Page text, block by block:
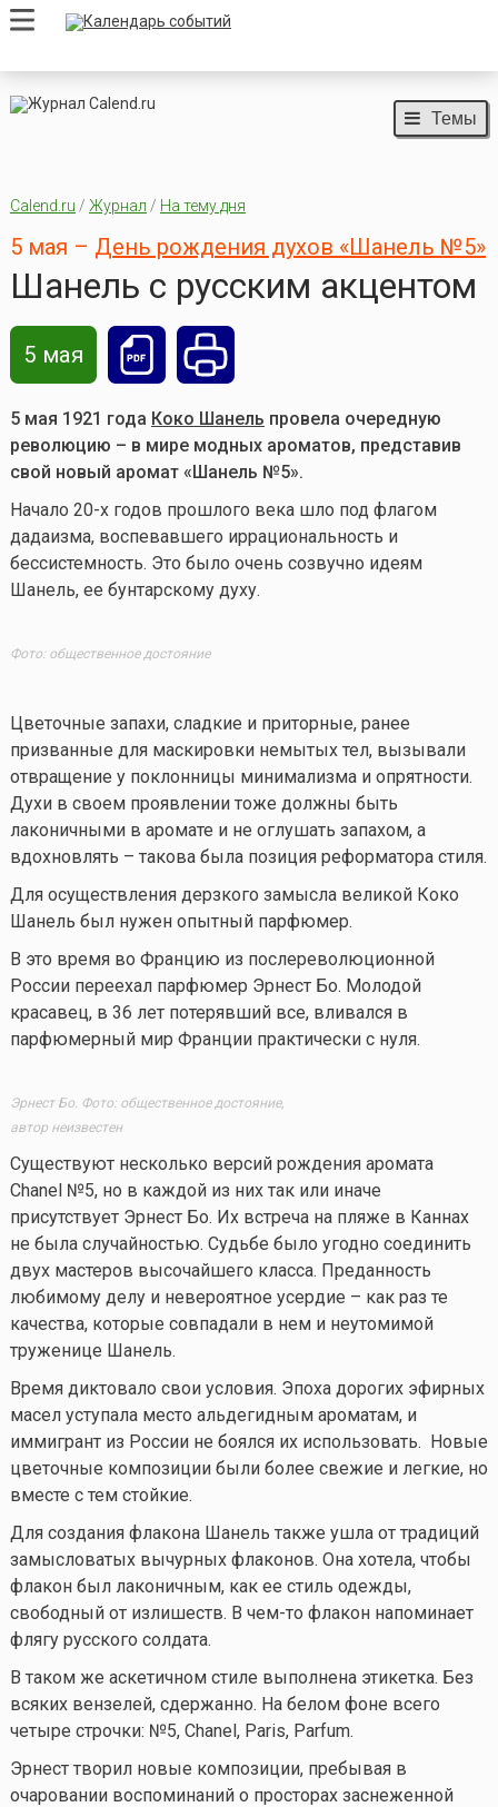
Темы
Calend.ru / Журнал / На тему дня
5 мая – День рождения духов «Шанель №5»
Шанель с русским акцентом
5 мая
5 мая 1921 года Коко Шанель провела очередную
революцию – в мире модных ароматов, представив
свой новый аромат «Шанель №5».
Начало 20-х годов прошлого века шло под флагом
дадаизма, воспевавшего иррациональность и
бессистемность. Это было очень созвучно идеям
Шанель, ее бунтарскому духу.
Фото: общественное достояние
Цветочные запахи, сладкие и приторные, ранее
призванные для маскировки немытых тел, вызывали
отвращение у поклонницы минимализма и опрятности.
Духи в своем проявлении тоже должны быть
лаконичными в аромате и не оглушать запахом, а
вдохновлять – такова была позиция реформатора стиля.
Для осуществления дерзкого замысла великой Коко
Шанель был нужен опытный парфюмер.
В это время во Францию из послереволюционной
России переехал парфюмер Эрнест Бо. Молодой
красавец, в 36 лет потерявший все, вливался в
парфюмерный мир Франции практически с нуля.
Эрнест Бо. Фото: общественное достояние,
автор неизвестен
Существуют несколько версий рождения аромата
Chanel №5, но в каждой из них так или иначе
присутствует Эрнест Бо. Их встреча на пляже в Каннах
не была случайностью. Судьбе было угодно соединить
двух мастеров высочайшего класса. Преданность
любимому делу и невероятное усердие – как раз те
качества, которые совпадали в нем и неутомимой
труженице Шанель.
Время диктовало свои условия. Эпоха дорогих эфирных
масел уступала место альдегидным ароматам, и
иммигрант из России не боялся их использовать. Новые
цветочные композиции были более свежие и легкие, но
вместе с тем стойкие.
Для создания флакона Шанель также ушла от традиций
замысловатых вычурных флаконов. Она хотела, чтобы
флакон был лаконичным, как ее стиль одежды,
свободный от излишеств. В чем-то флакон напоминает
флягу русского солдата.
В таком же аскетичном стиле выполнена этикетка. Без
всяких вензелей, сдержанно. На белом фоне всего
четыре строчки: №5, Chanel, Paris, Parfum.
Эрнест творил новые композиции, пребывая в
очаровании воспоминаний о просторах заснеженной